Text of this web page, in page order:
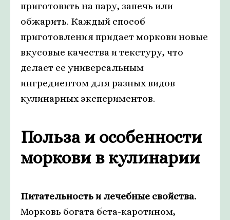
приготовить на пару, запечь или
обжарить. Каждый способ
приготовления придает моркови новые
вкусовые качества и текстуру, что
делает ее универсальным
ингредиентом для разных видов
кулинарных экспериментов.
Польза и особенности
моркови в кулинарии
Питательность и лечебные свойства.
Морковь богата бета-каротином,